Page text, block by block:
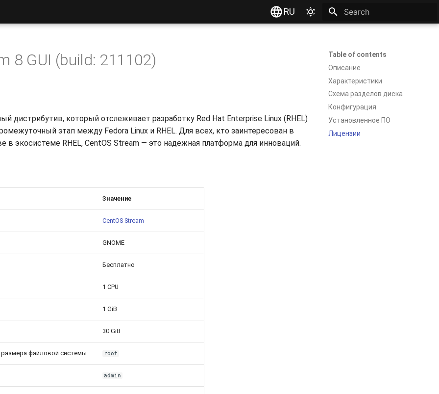
RU
Table of contents
Описание
Характеристики
Схема разделов диска
Конфигурация
Установленное ПО
Лицензии
8 GUI (build: 211102)
дистрибутив, который отслеживает разработку Red Hat Enterprise Linux (RHEL)
этап между Fedora Linux и RHEL. Для всех, кто заинтересован в
в экосистеме RHEL, CentOS Stream — это надежная платформа для инноваций.
Значение
CentOS Stream
GNOME
Бесплатно
1 CPU
1 GiB
30 GiB
файловой системы root
admin